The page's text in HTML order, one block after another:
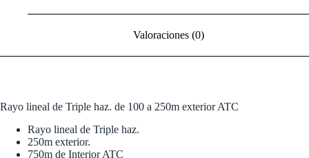
Valoraciones (0)
Rayo lineal de Triple haz. de 100 a 250m exterior ATC
Rayo lineal de Triple haz.
250m exterior.
750m de Interior ATC